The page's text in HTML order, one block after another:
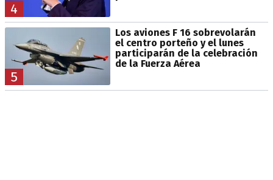
4
5
Los aviones F 16 sobrevolarán
el centro porteño y el lunes
participarán de la celebración
de la Fuerza Aérea